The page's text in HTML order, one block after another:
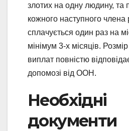
злотих на одну людину, та
кожного наступного
сплачується один раз на
мінімум 3-х місяців.
виплат повністю
допомозі від ООН.
Необхідні
документи